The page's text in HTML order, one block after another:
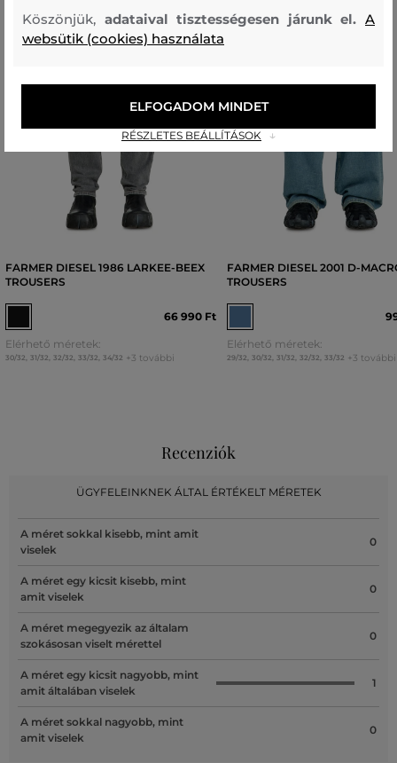
FARMER DIESEL 1986 LARKEE-BEEX
TROUSERS
66 990 Ft
Elérhető méretek:
30/32, 31/32, 32/32, 33/32, 34/32 +3 további
FARMER DIESEL 2001 D-
TROUSERS
Elérhető méretek:
29/32, 30/32, 31/32, 32/32, 33/32 +3 további
Recenziók
ÜGYFELEINKNEK ÁLTAL ÉRTÉKELT MÉRETEK
A méret sokkal kisebb, mint amit
viselek
0
A méret egy kicsit kisebb, mint
amit viselek
0
A méret megegyezik az általam
szokásosan viselt mérettel
0
A méret egy kicsit nagyobb, mint
amit általában viselek
1
A méret sokkal nagyobb, mint
amit viselek
0
Köszönjük, adataival tisztességesen járunk el.A
websütik (cookies) használata
RÉSZLETES BEÁLLÍTÁSOK
ELFOGADOM MINDET